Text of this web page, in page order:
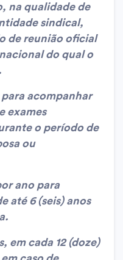
na qualidade de
sindical,
de reunião oficial
do qual o
para acompanhar
exames
o período de
ou
ano para
até 6 (seis) anos
em cada 12 (doze)